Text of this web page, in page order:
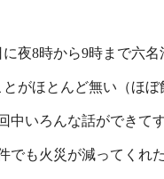
夜8時から9時まで六
がほとんど無い（ほ
中いろんな話ができて
でも火災が減ってくれ